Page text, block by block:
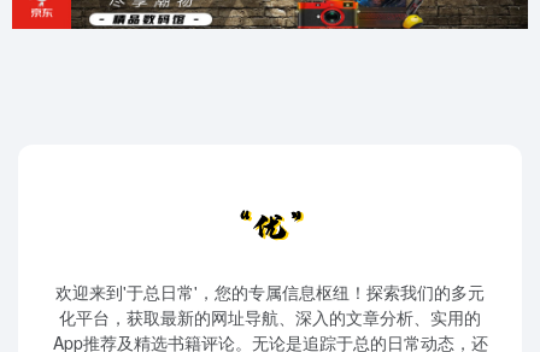
欢迎来到'于总日常'，您的专属信息枢纽！探索我们的多元
化平台，获取最新的网址导航、深入的文章分析、实用的
App推荐及精选书籍评论。无论是追踪于总的日常动态，还